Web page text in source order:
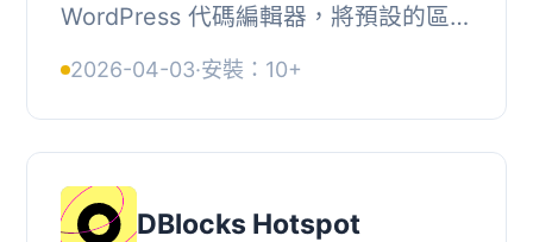
WordPress 代碼編輯器，將預設的區塊
為編碼與內容創作而設計。這個外掛提
供了先進的代碼編...
2026-04-03·安裝：10+
DBlocks Hotspot